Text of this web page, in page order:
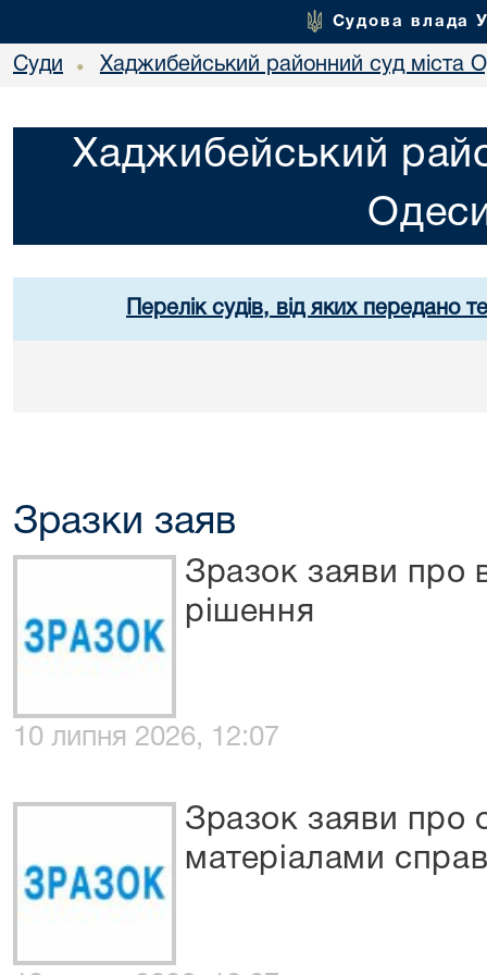
Судова влада
Суди • Хаджибейський районний суд міста
Хаджибейський
Перелік судів, від яких передано
Зразки заяв
Зразок заяви про
рішення
10 липня 2026, 12:07
Зразок заяви про
матеріалами